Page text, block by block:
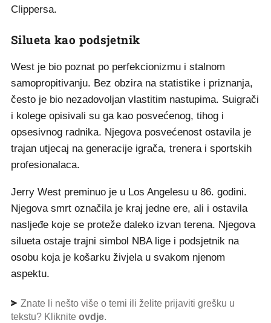
Clippersa.
Silueta kao podsjetnik
West je bio poznat po perfekcionizmu i stalnom
samopropitivanju. Bez obzira na statistike i priznanja,
često je bio nezadovoljan vlastitim nastupima. Suigrači
i kolege opisivali su ga kao posvećenog, tihog i
opsesivnog radnika. Njegova posvećenost ostavila je
trajan utjecaj na generacije igrača, trenera i sportskih
profesionalaca.
Jerry West preminuo je u Los Angelesu u 86. godini.
Njegova smrt označila je kraj jedne ere, ali i ostavila
nasljeđe koje se proteže daleko izvan terena. Njegova
silueta ostaje trajni simbol NBA lige i podsjetnik na
osobu koja je košarku živjela u svakom njenom
aspektu.
Znate li nešto više o temi ili želite prijaviti grešku u
tekstu? Kliknite ovdje.